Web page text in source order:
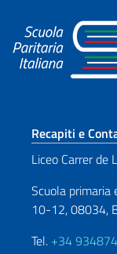
Recapiti e
Liceo Carrer de
Scuola primaria
10-12, 08034,
Tel. +34